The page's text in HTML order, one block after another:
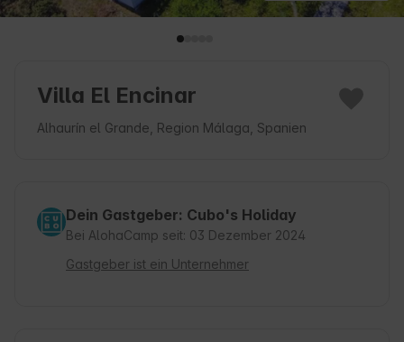
Villa El Encinar
Alhaurín el Grande, Region Málaga, Spanien
Dein Gastgeber: Cubo's Holiday
Bei AlohaCamp seit: 03 Dezember 2024
Gastgeber ist ein Unternehmer